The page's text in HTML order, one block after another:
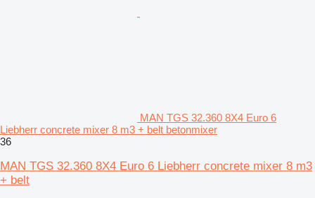
MAN TGS 32.360 8X4 Euro 6
Liebherr concrete mixer 8 m3 + belt betonmixer
36
MAN TGS 32.360 8X4 Euro 6 Liebherr concrete mixer 8 m3
+ belt